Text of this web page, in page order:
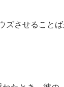
ズさせること